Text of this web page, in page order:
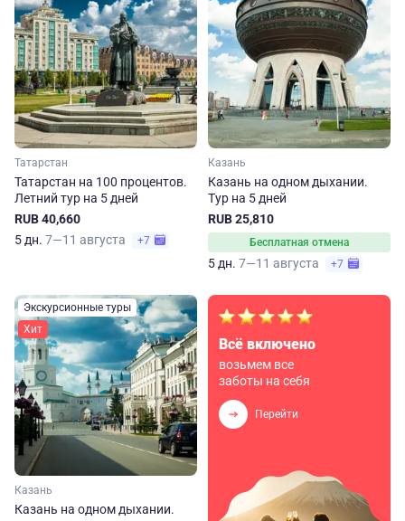
Татарстан
Татарстан на 100 процентов.
Летний тур на 5 дней
RUB 40,660
5 дн. 7—11 августа +7
Казань
Казань на одном дыхании.
Тур на 5 дней
RUB 25,810
Бесплатная отмена
5 дн. 7—11 августа +7
Экскурсионные туры
Хит
Казань
Казань на одном дыхании.
Всё включено
возьмем все
заботы на себя
Перейти